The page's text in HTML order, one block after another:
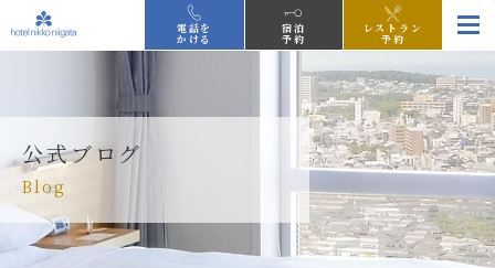
電話を
かける
宿泊
予約
レストラン
予約
公式ブログ
Blog